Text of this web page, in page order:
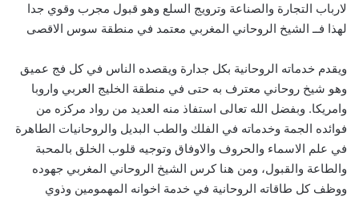
لارباب التجارة والصناعة وترويج السلع وهو قبول مجرب وقوي جدا
لهذا فــ الشيخ الروحاني المغربي معتمد في منطقة سوس الاقصى
ويقدم خدماته الروحانية بكل جدارة ويقصده الناس في كل فج عميق
وهو شيخ روحاني معترف به حتى في منطقة الخليج العربي واروبا
وامريكا. وبفضل الله تعالى استفاذ منه العديد من رواد مركزه من
فوائده الجمة وخدماته في الفلك والطب البديل والروحانيات الطاهرة
في علم الاسماء والحروف والاوفاق وتوجيه قلوب الخلق بالمحبة
والطاعة والقبول، ومن هنا كرس الشيخ الروحاني المغربي جهوده
ووظف كل طاقاته الروحانية في خدمة اخوانه المهمومين وذوي